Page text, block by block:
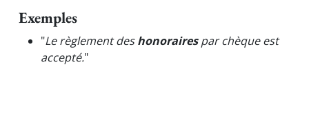
Exemples
"Le règlement deshonorairespar chèque est
accepté."